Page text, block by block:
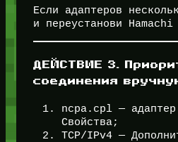
Если адаптеров
и переустанови
ДЕЙСТВИЕ 3.
соединения
ncpa.cpl — адаптер
Свойства;
TCP/IPv4 —